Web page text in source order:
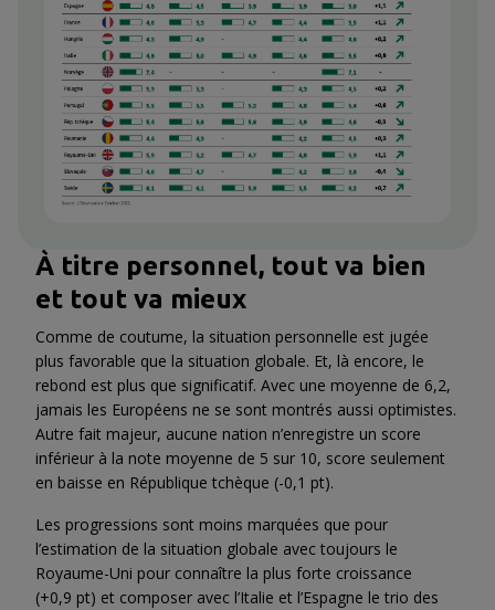
À titre personnel, tout va bien
et tout va mieux
Comme de coutume, la situation personnelle est jugée
plus favorable que la situation globale. Et, là encore, le
rebond est plus que significatif. Avec une moyenne de 6,2,
jamais les Européens ne se sont montrés aussi optimistes.
Autre fait majeur, aucune nation n’enregistre un score
inférieur à la note moyenne de 5 sur 10, score seulement
en baisse en République tchèque (-0,1 pt).
Les progressions sont moins marquées que pour
l’estimation de la situation globale avec toujours le
Royaume-Uni pour connaître la plus forte croissance
(+0,9 pt) et composer avec l’Italie et l’Espagne le trio des